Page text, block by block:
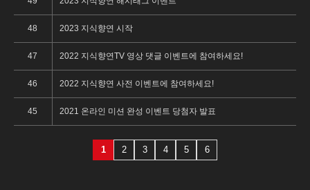
48 2023 지식향연 시작
47 2022 지식향연TV 영상 댓글 이벤트에 참여하세요!
46 2022 지식향연 사전 이벤트에 참여하세요!
45 2021 온라인 미션 완성 이벤트 당첨자 발표
1 2 3 4 5 6